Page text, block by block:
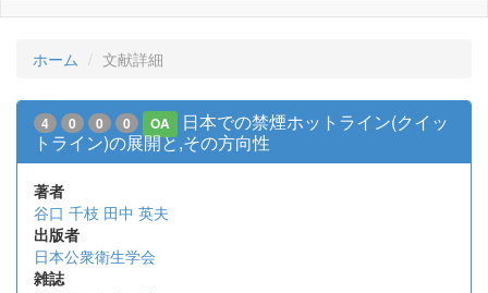
ホーム 文献詳細
4 0 0 0 OA
日本での禁煙ホットライン(クイッ
トライン)の展開と,その方向性
著者
谷口 千枝 田中 英夫
出版者
日本公衆衛生学会
雑誌